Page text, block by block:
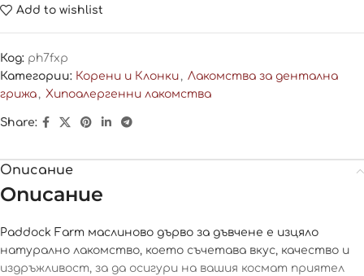
Add to wishlist
Код: ph7fxp
Категории: Корени и Клонки, Лакомства за дентална
грижа, Хипоалергенни лакомства
Share:
Описание
Описание
Paddock Farm маслиново дърво за дъвчене е изцяло
натурално лакомство, което съчетава вкус, качество и
издръжливост, за да осигури на вашия космат приятел